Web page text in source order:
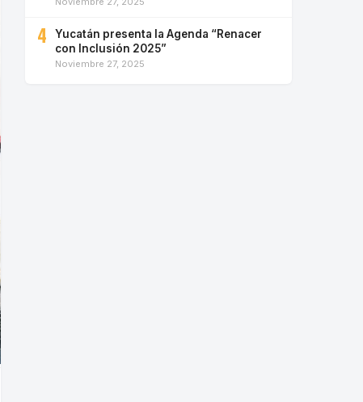
4
Yucatán presenta la Agenda “Renacer
con Inclusión 2025”
Noviembre 27, 2025